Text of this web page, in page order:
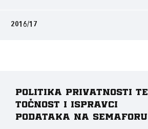
2016/17
Politika privatnosti te
točnost i ispravci
podataka na Semaforu